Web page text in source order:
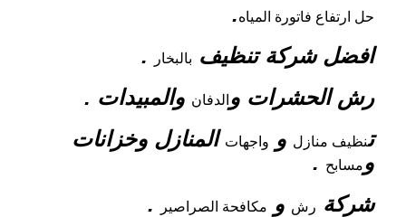
حل ارتفاع فاتورة المياه.
افضل شركة تنظيف بالبخار
.
رش الحشرات والدفان والمبيدات .
تنظيف منازل و واجهات المنازل وخزانات
ومسابح .
شركة رش و مكافحة الصراصير .